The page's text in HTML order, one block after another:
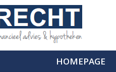
HOMEPAGE